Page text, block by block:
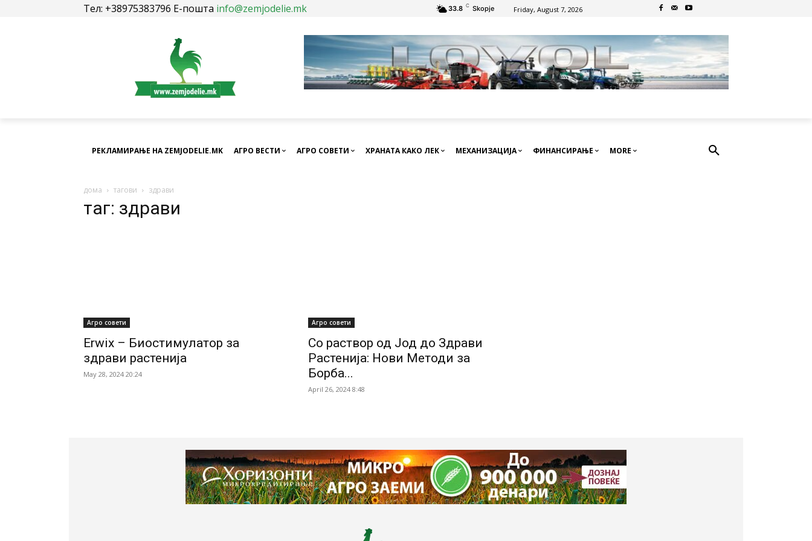
Тел: +38975383796 Е-пошта info@zemjodelie.mk 33.8 C Skopje Friday, August 7, 2026
РЕКЛАМИРАЊЕ НА ZEMJODELIE.MK АГРО ВЕСТИ АГРО СОВЕТИ ХРАНАТА КАКО ЛЕК МЕХАНИЗАЦИЈА ФИНАНСИРАЊЕ MORE
дома тагови здрави
таг: здрави
Агро совети
Erwix – Биостимулатор за
здрави растенија
May 28, 2024 20:24
Агро совети
Со раствор од Јод до Здрави
Растенија: Нови Методи за
Борба...
April 26, 2024 8:48